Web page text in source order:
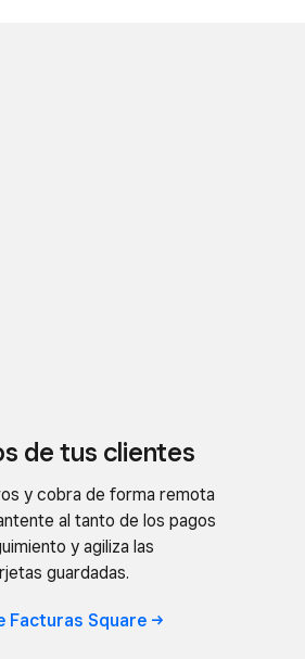
de tus clientes
y cobra de forma remota
al tanto de los pagos
y agiliza las
guardadas.
Facturas Square